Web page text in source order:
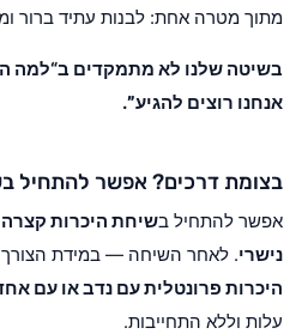
מתוך מטרה אחת: לבנות עתיד ברור
בשיטה שלנו לא מתמקדים ב“למה
אנחנו רוצים להגיע”.
בצומת דרכים? אפשר להתחיל
אפשר להתחיל ב
נישרי. לאחר השיחה — במידת הצורך
היכרות פרונטלית עם נדב או עם
עלות וללא התחייבות.